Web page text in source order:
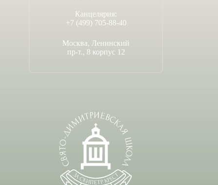
Канцелярия:
+7 (499) 705-88-40
Москва, Ленинский
пр-т., 8 корпус 12